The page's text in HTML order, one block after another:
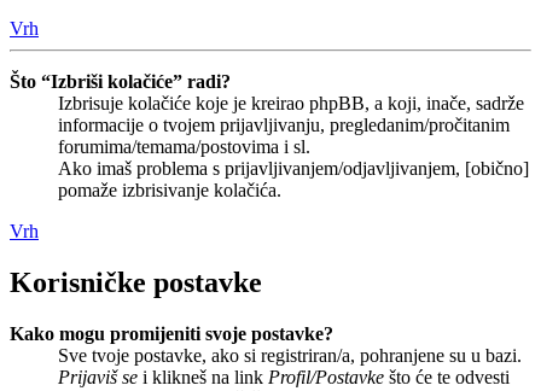
Vrh
Što “Izbriši kolačiće” radi?
Izbrisuje kolačiće koje je kreirao phpBB, a koji, inače, sadrže
informacije o tvojem prijavljivanju, pregledanim/pročitanim
forumima/temama/postovima i sl.
Ako imaš problema s prijavljivanjem/odjavljivanjem, [obično]
pomaže izbrisivanje kolačića.
Vrh
Korisničke postavke
Kako mogu promijeniti svoje postavke?
Sve tvoje postavke, ako si registriran/a, pohranjene su u bazi.
Prijaviš se i klikneš na link Profil/Postavke što će te odvesti